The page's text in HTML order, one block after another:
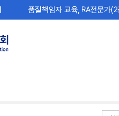
품질책임자 교육, RA전문가